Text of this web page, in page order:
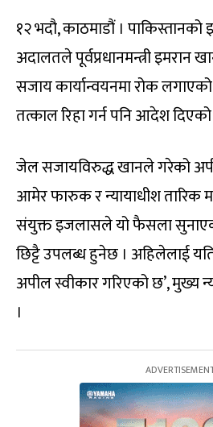
१२ भदौ, काठमाडौं । पाकिस्तानको
अदालतले पूर्वप्रधानमन्त्री
सजाय कार्यान्वयनमा रोक
तत्काल रिहा गर्न पनि आदेश
जेल सजायविरुद्ध खानले गरेको
आमेर फारुक र न्यायाधीश तारिक
संयुक्त इजलासले यो फैसला
छिट्टै उपलब्ध हुनेछ । अहिलेलाई
अपील स्वीकार गरिएको छ’, मुख्य
।